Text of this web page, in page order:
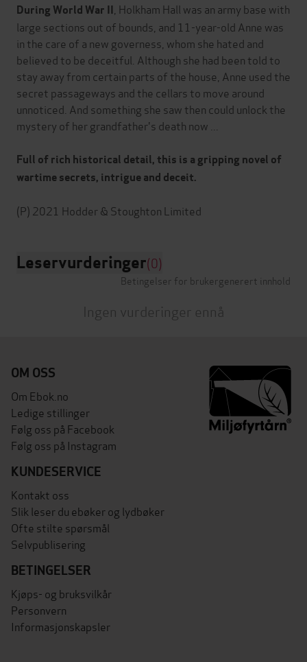
During World War II , Holkham Hall was an army base with
large sections out of bounds, and 11-year-old Anne was
in the care of a new governess, whom she hated and
believed to be deceitful. Although she had been told to
stay away from certain parts of the house, Anne used the
secret passageways and the cellars to move around
unnoticed. And something she saw then could unlock the
mystery of her grandfather's death now ...
Full of rich historical detail, this is a gripping novel of
wartime secrets, intrigue and deceit.
Leservurderinger(0)
Betingelser for brukergenerert innhold
Ingen vurderinger ennå
OM OSS
Om Ebok.no
Ledige stillinger
Følg oss på Facebook
Følg oss på Instagram
KUNDESERVICE
Kontakt oss
Slik leser du ebøker og lydbøker
Ofte stilte spørsmål
Selvpublisering
BETINGELSER
Kjøps- og bruksvilkår
Personvern
Informasjonskapsler